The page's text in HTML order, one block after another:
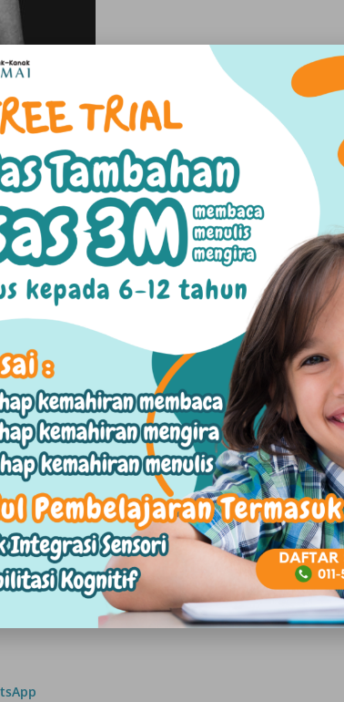
tingkah laku mencederakan
dihadapi atau memberitahu
dipercayai.
atau bila tingkah laku
untuk mengelakkan tercetusnya
diri. Cuba untuk fokus kepada
pemikiran.
meluahkan perasaan yang